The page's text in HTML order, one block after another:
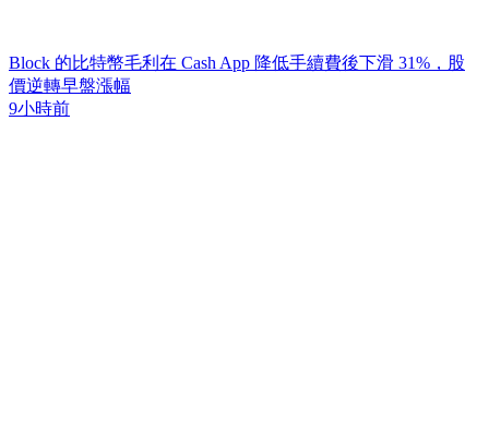
Block 的比特幣毛利在 Cash App 降低手續費後下滑 31%，股
價逆轉早盤漲幅
9小時前